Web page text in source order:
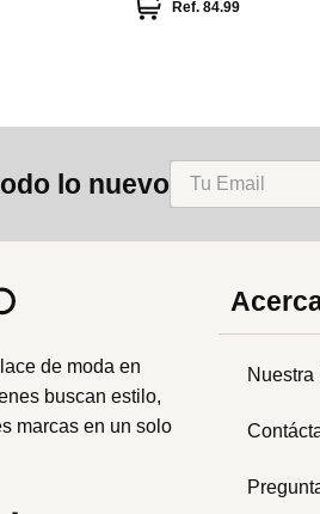
Ref.84.99
lo nuevo
de moda en
buscan estilo,
marcas en un solo
Nuestra